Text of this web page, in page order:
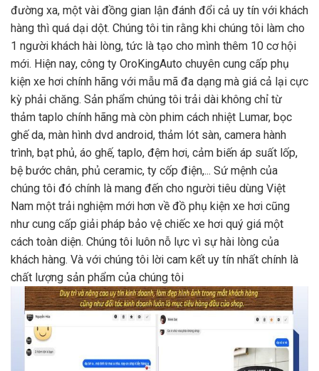
đường xa, một vài đồng gian lận đánh đổi cả uy tín với khách
hàng thì quá dại dột. Chúng tôi tin rằng khi chúng tôi làm cho
1 người khách hài lòng, tức là tạo cho mình thêm 10 cơ hội
mới. Hiện nay, công ty OroKingAuto chuyên cung cấp phụ
kiện xe hơi chính hãng với mẫu mã đa dạng mà giá cả lại cực
kỳ phải chăng. Sản phẩm chúng tôi trải dài không chỉ từ
thảm taplo chính hãng mà còn phim cách nhiệt Lumar, bọc
ghế da, màn hình dvd android, thảm lót sàn, camera hành
trình, bạt phủ, áo ghế, taplo, đệm hơi, cảm biến áp suất lốp,
bệ bước chân, phủ ceramic, ty cốp điện,... Sứ mệnh của
chúng tôi đó chính là mang đến cho người tiêu dùng Việt
Nam một trải nghiệm mới hơn về đồ phụ kiện xe hơi cũng
như cung cấp giải pháp bảo vệ chiếc xe hơi quý giá một
cách toàn diện. Chúng tôi luôn nỗ lực vì sự hài lòng của
khách hàng. Và với chúng tôi lời cam kết uy tín nhất chính là
chất lượng sản phẩm của chúng tôi